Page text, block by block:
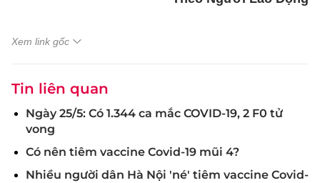
Xem link gốc
Tin liên quan
Ngày 25/5: Có 1.344 ca mắc COVID-19, 2 F0 tử
vong
Có nên tiêm vaccine Covid-19 mũi 4?
Nhiều người dân Hà Nội 'né' tiêm vaccine Covid-